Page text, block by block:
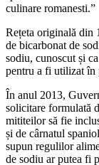
culinare romanesti.”
Rețeta originală din
de bicarbonat de
sodiu, cunoscut și
pentru a fi utilizat în
În anul 2013,
solicitare formulată
mititeilor să fie
și de cârnatul
supun regulilor
de sodiu ar putea fi